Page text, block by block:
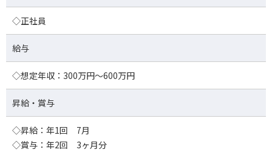
◇正社員
給与
◇想定年収：300万円～600万円
昇給・賞与
◇昇給：年1回 7月
◇賞与：年2回 3ヶ月分